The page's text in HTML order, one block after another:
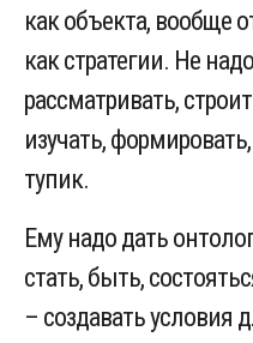
как объекта, вообще
как стратегии. Не
рассматривать,
изучать,
тупик.
Ему надо дать
стать, быть,
– создавать условия